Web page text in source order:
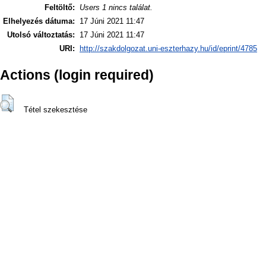
Feltöltő:
Users 1 nincs találat.
Elhelyezés dátuma:
17 Júni 2021 11:47
Utolsó változtatás:
17 Júni 2021 11:47
URI:
http://szakdolgozat.uni-eszterhazy.hu/id/eprint/4785
Actions (login required)
Tétel szekesztése